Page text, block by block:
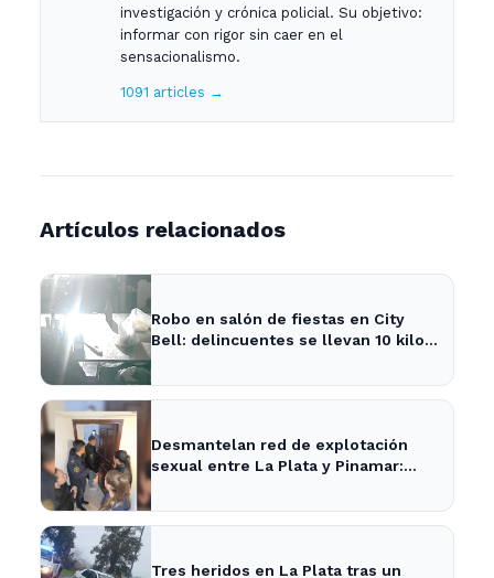
investigación y crónica policial. Su objetivo:
informar con rigor sin caer en el
sensacionalismo.
1091 articles →
Artículos relacionados
Robo en salón de fiestas en City
Bell: delincuentes se llevan 10 kilos
Desmantelan red de explotación
sexual entre La Plata y Pinamar:
Tres heridos en La Plata tras un